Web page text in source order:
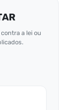
a lei ou